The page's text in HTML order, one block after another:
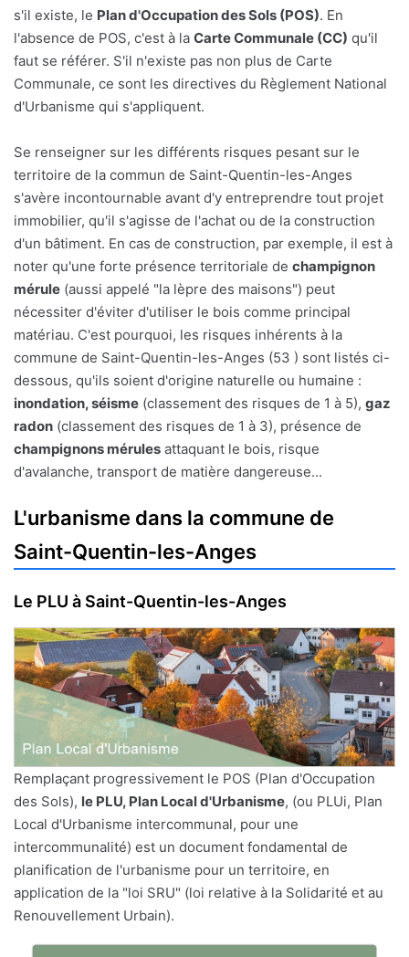
s'il existe, le Plan d'Occupation des Sols (POS). En
l'absence de POS, c'est à la Carte Communale (CC) qu'il
faut se référer. S'il n'existe pas non plus de Carte
Communale, ce sont les directives du Règlement National
d'Urbanisme qui s'appliquent.
Se renseigner sur les différents risques pesant sur le
territoire de la commun de Saint-Quentin-les-Anges
s'avère incontournable avant d'y entreprendre tout projet
immobilier, qu'il s'agisse de l'achat ou de la construction
d'un bâtiment. En cas de construction, par exemple, il est à
noter qu'une forte présence territoriale de champignon
mérule (aussi appelé "la lèpre des maisons") peut
nécessiter d'éviter d'utiliser le bois comme principal
matériau. C'est pourquoi, les risques inhérents à la
commune de Saint-Quentin-les-Anges (53 ) sont listés ci-
dessous, qu'ils soient d'origine naturelle ou humaine :
inondation, séisme (classement des risques de 1 à 5), gaz
radon (classement des risques de 1 à 3), présence de
champignons mérules attaquant le bois, risque
d'avalanche, transport de matière dangereuse...
L'urbanisme dans la commune de
Saint-Quentin-les-Anges
Le PLU à Saint-Quentin-les-Anges
Remplaçant progressivement le POS (Plan d'Occupation
des Sols), le PLU, Plan Local d'Urbanisme, (ou PLUi, Plan
Local d'Urbanisme intercommunal, pour une
intercommunalité) est un document fondamental de
planification de l'urbanisme pour un territoire, en
application de la "loi SRU" (loi relative à la Solidarité et au
Renouvellement Urbain).